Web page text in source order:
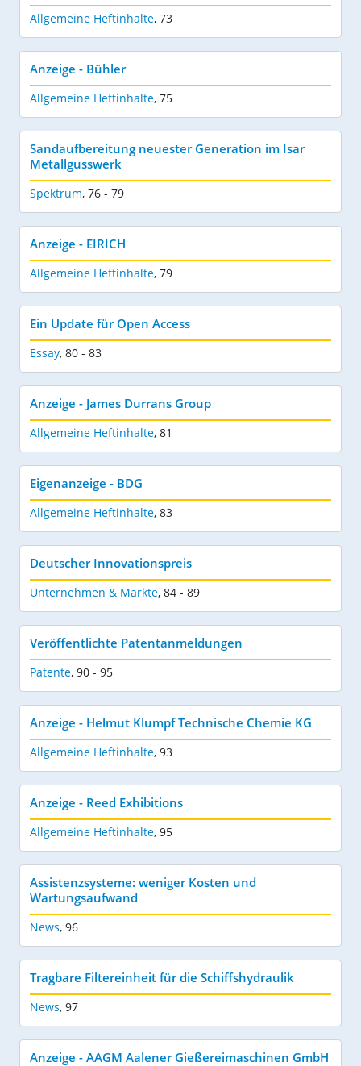
Allgemeine Heftinhalte, 73
Anzeige - Bühler
Allgemeine Heftinhalte, 75
Sandaufbereitung neuester Generation im Isar
Metallgusswerk
Spektrum, 76 - 79
Anzeige - EIRICH
Allgemeine Heftinhalte, 79
Ein Update für Open Access
Essay, 80 - 83
Anzeige - James Durrans Group
Allgemeine Heftinhalte, 81
Eigenanzeige - BDG
Allgemeine Heftinhalte, 83
Deutscher Innovationspreis
Unternehmen & Märkte, 84 - 89
Veröffentlichte Patentanmeldungen
Patente, 90 - 95
Anzeige - Helmut Klumpf Technische Chemie KG
Allgemeine Heftinhalte, 93
Anzeige - Reed Exhibitions
Allgemeine Heftinhalte, 95
Assistenzsysteme: weniger Kosten und
Wartungsaufwand
News, 96
Tragbare Filtereinheit für die Schiffshydraulik
News, 97
Anzeige - AAGM Aalener Gießereimaschinen GmbH